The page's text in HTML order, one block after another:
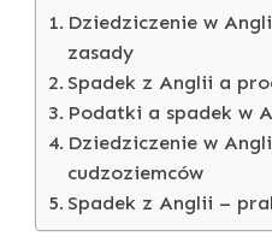
Dziedziczenie w
zasady
Spadek z Anglii a
Podatki a spadek w
Dziedziczenie w
cudzoziemców
Spadek z Anglii –